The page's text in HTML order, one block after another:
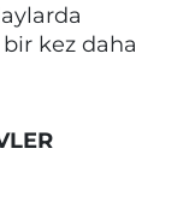
kez daha